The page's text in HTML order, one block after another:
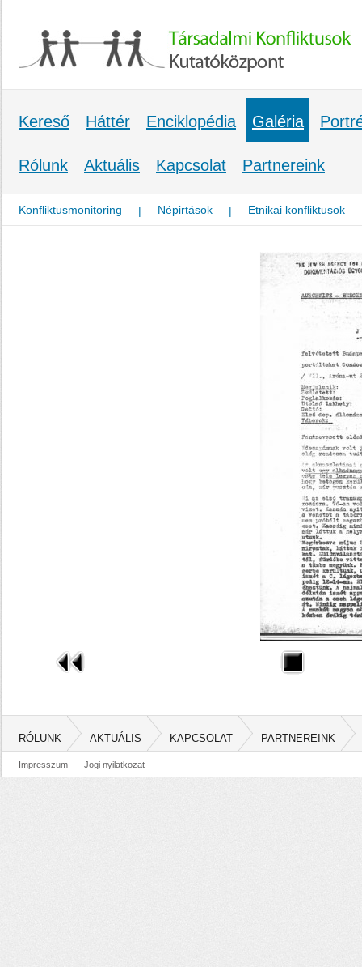
Kereső Háttér Enciklopédia Galéria
Rólunk Aktuális Kapcsolat Partnereink
Konfliktusmonitoring | Népirtások | Etnikai konfliktusok
RÓLUNK AKTUÁLIS KAPCSOLAT PARTNEREINK
Impresszum Jogi nyilatkozat